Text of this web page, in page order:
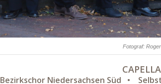
Fotograf:
Bezirkschor Niedersachsen Süd •